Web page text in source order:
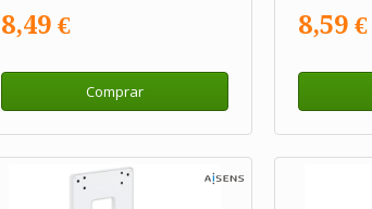
8,49 €
Comprar
8,59 €